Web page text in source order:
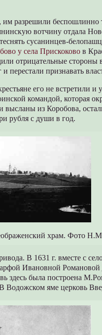
разрешили беспошлинно
вотчину отдала
сусанинцев-
у села Прискоково в
отрицательные стороны
перестали признавать
его не встретили и
командой, которая
высланы из Коробова,
рубля с души в год.
храм. Фото Н.М.
В 1631 г. вместе с
Ивановной
здесь была построена
Водожском яме церковь